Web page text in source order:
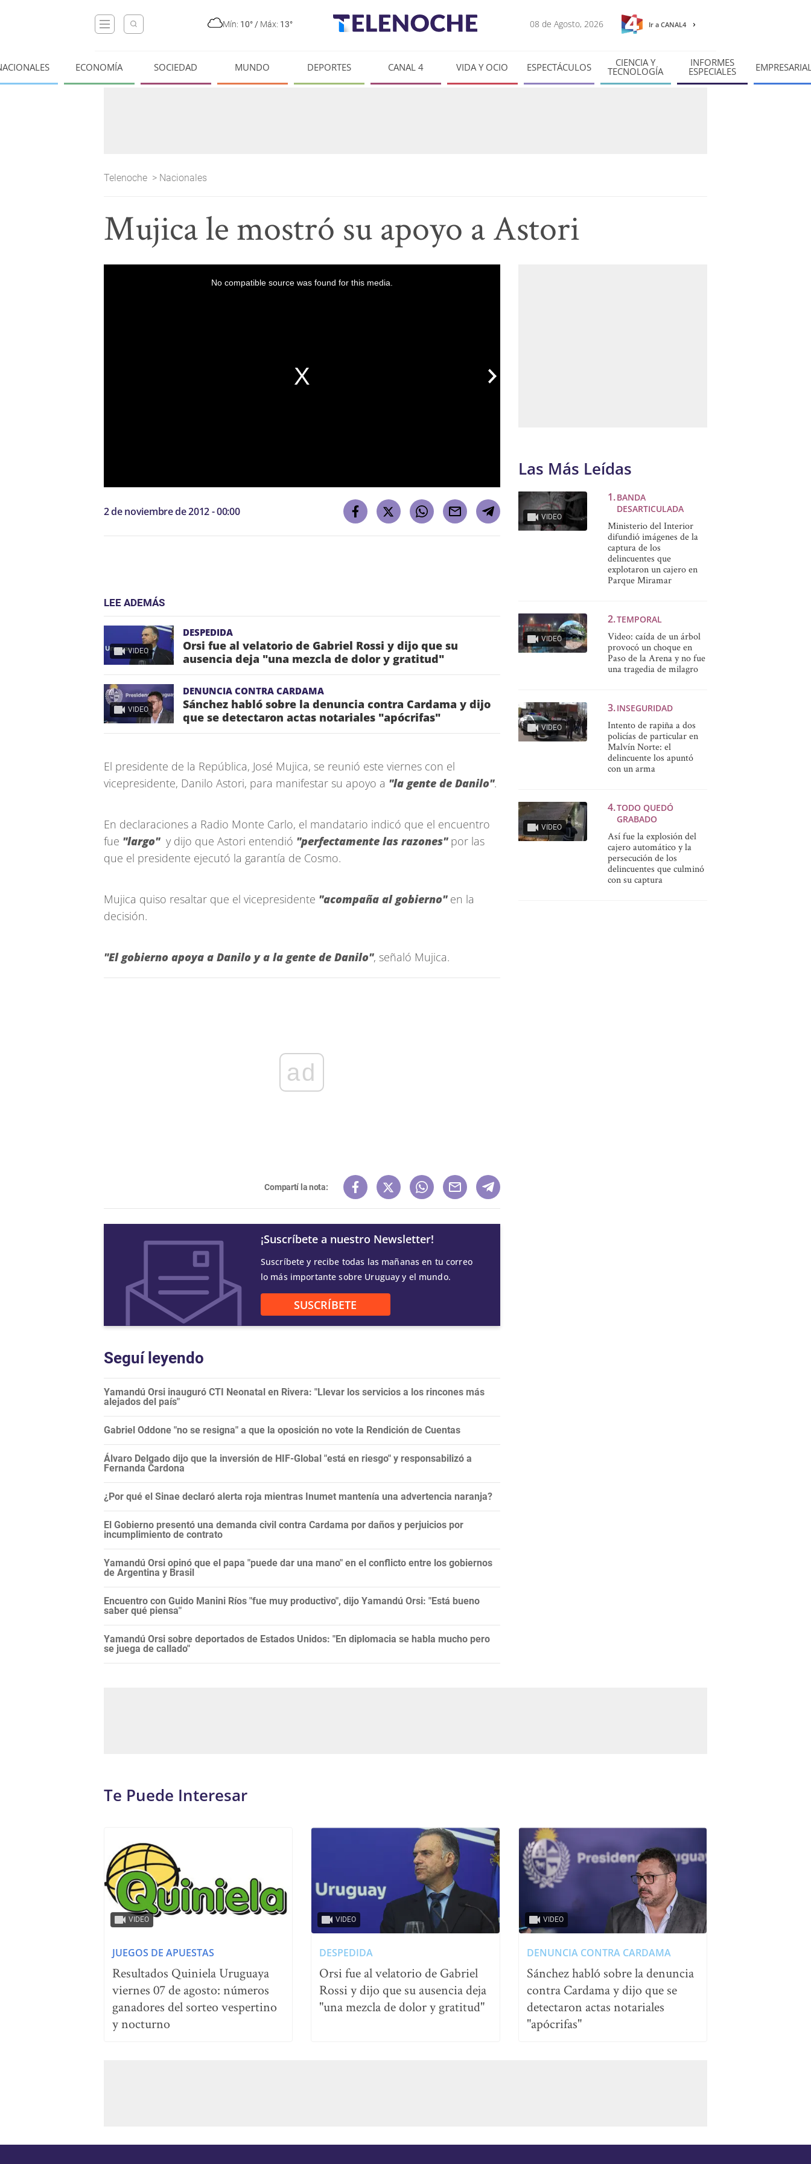
Mín: 10° / Máx: 13° 08 de Agosto, 2026 Ir a CANAL4
ECONOMÍA SOCIEDAD MUNDO DEPORTES CANAL 4 VIDA Y OCIO ESPECTÁCULOS CIENCIA Y
TECNOLOGÍA
INFORMES
ESPECIALES
Telenoche > Nacionales
Mujica le mostró su apoyo a Astori
No compatible source was found for this media.
2 de noviembre de 2012 - 00:00
LEE ADEMÁS
VIDEO
DESPEDIDA
Orsi fue al velatorio de Gabriel Rossi y dijo que su
ausencia deja "una mezcla de dolor y gratitud"
VIDEO
DENUNCIA CONTRA CARDAMA
Sánchez habló sobre la denuncia contra Cardama y dijo
que se detectaron actas notariales "apócrifas"
El presidente de la República, José Mujica, se reunió este viernes con el
vicepresidente, Danilo Astori, para manifestar su apoyo a "la gente de Danilo".
En declaraciones a Radio Monte Carlo, el mandatario indicó que el encuentro
fue "largo"y dijo que Astori entendió "perfectamente las razones"por las
que el presidente ejecutó la garantía de Cosmo.
Mujica quiso resaltar que el vicepresidente "acompaña al gobierno"en la
decisión.
"El gobierno apoya a Danilo y a la gente de Danilo", señaló Mujica.
ad
Compartí la nota:
¡Suscríbete a nuestro Newsletter!
Suscríbete y recibe todas las mañanas en tu correo
lo más importante sobre Uruguay y el mundo.
SUSCRÍBETE
Seguí leyendo
Yamandú Orsi inauguró CTI Neonatal en Rivera: "Llevar los servicios a los rincones más
alejados del país"
Gabriel Oddone "no se resigna" a que la oposición no vote la Rendición de Cuentas
Álvaro Delgado dijo que la inversión de HIF-Global "está en riesgo" y responsabilizó a
Fernanda Cardona
¿Por qué el Sinae declaró alerta roja mientras Inumet mantenía una advertencia naranja?
El Gobierno presentó una demanda civil contra Cardama por daños y perjuicios por
incumplimiento de contrato
Yamandú Orsi opinó que el papa "puede dar una mano" en el conflicto entre los gobiernos
de Argentina y Brasil
Encuentro con Guido Manini Ríos "fue muy productivo", dijo Yamandú Orsi: "Está bueno
saber qué piensa"
Yamandú Orsi sobre deportados de Estados Unidos: "En diplomacia se habla mucho pero
se juega de callado"
Las Más Leídas
VIDEO
BANDA
DESARTICULADA
Ministerio del Interior
difundió imágenes de la
captura de los
delincuentes que
explotaron un cajero en
Parque Miramar
VIDEO
TEMPORAL
Video: caída de un árbol
provocó un choque en
Paso de la Arena y no fue
una tragedia de milagro
VIDEO
INSEGURIDAD
Intento de rapiña a dos
policías de particular en
Malvín Norte: el
delincuente los apuntó
con un arma
VIDEO
TODO QUEDÓ
GRABADO
Así fue la explosión del
cajero automático y la
persecución de los
delincuentes que culminó
con su captura
Te Puede Interesar
VIDEO
JUEGOS DE APUESTAS
Resultados Quiniela Uruguaya
viernes 07 de agosto: números
ganadores del sorteo vespertino
y nocturno
VIDEO
DESPEDIDA
Orsi fue al velatorio de Gabriel
Rossi y dijo que su ausencia deja
"una mezcla de dolor y gratitud"
VIDEO
DENUNCIA CONTRA CARDAMA
Sánchez habló sobre la denuncia
contra Cardama y dijo que se
detectaron actas notariales
"apócrifas"